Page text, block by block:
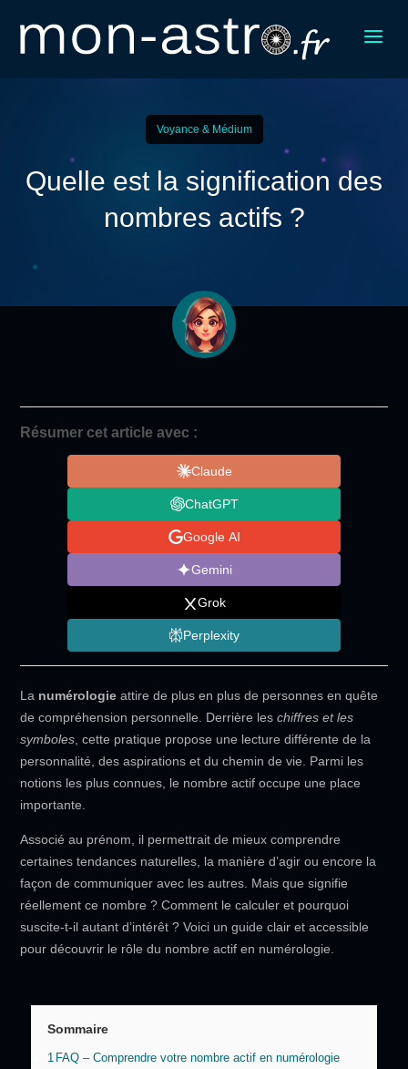
a
Voyance & Médium
Quelle est la signification des
nombres actifs ?
Résumer cet article avec :
Claude
ChatGPT
Google AI
Gemini
Grok
Perplexity
La numérologieattire de plus en plus de personnes en quête
de compréhension personnelle. Derrière leschiffres et les
symboles, cette pratique propose une lecture différente de la
personnalité, des aspirations et du chemin de vie. Parmi les
notions les plus connues, le nombre actif occupe une place
importante.
Associé au prénom, il permettrait de mieux comprendre
certaines tendances naturelles, la manière d’agir ou encore la
façon de communiquer avec les autres. Mais que signifie
réellement ce nombre ? Comment le calculer et pourquoi
suscite-t-il autant d’intérêt ? Voici un guide clair et accessible
pour découvrir le rôle du nombre actif en numérologie.
Sommaire
1 FAQ – Comprendre votre nombre actif en numérologie